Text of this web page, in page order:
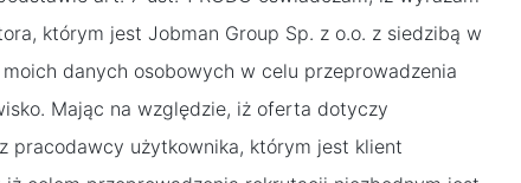
którym jest Jobman Group Sp. z o.o. z siedzibą w
danych osobowych w celu przeprowadzenia
Mając na względzie, iż oferta dotyczy
pracodawcy użytkownika, którym jest klient